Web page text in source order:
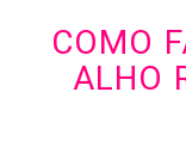
COMO
ALHO